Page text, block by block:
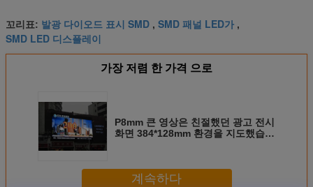
꼬리표: 발광 다이오드 표시 SMD , SMD 패널 LED가 ,
SMD LED 디스플레이
가장 저렴 한 가격 으로
P8mm 큰 영상은 친절했던 광고 전시
화면 384*128mm 환경을 지도했습니
계속하다